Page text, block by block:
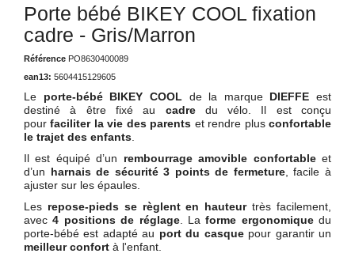
Porte bébé BIKEY COOL fixation
cadre - Gris/Marron
Référence PO8630400089
ean13: 5604415129605
Le porte-bébé BIKEY COOL de la marque DIEFFE est
destiné à être fixé au cadre du vélo. Il est conçu
pour faciliter la vie des parents et rendre plusconfortable
le trajet des enfants
Il est équipé d’un rembourrage amovible confortableet
d’un harnais de sécurité 3 points de fermeture, facile à
ajuster sur les épaules.
Les repose-pieds se règlent en hauteurtrès facilement,
avec4 positions de réglage. Laforme ergonomique du
porte-bébé est adapté au port du casque pour garantir un
meilleur confort à l'enfant.